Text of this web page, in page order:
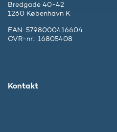
Bredgade 40-42
1260 København K
EAN: 5798000416604
CVR-nr.: 16805408
Kontakt